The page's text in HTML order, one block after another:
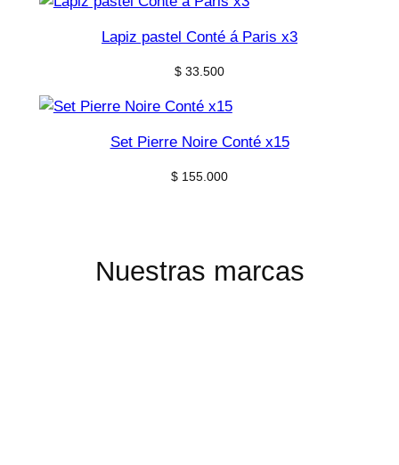
Lapiz pastel Conté á Paris x3
$ 33.500
Set Pierre Noire Conté x15
$ 155.000
Nuestras marcas